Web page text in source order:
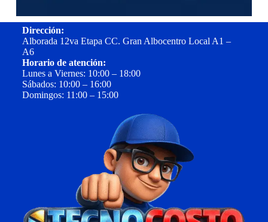
Dirección:
Alborada 12va Etapa CC. Gran Albocentro Local A1 –
A6
Horario de atención:
Lunes a Viernes: 10:00 – 18:00
Sábados: 10:00 – 16:00
Domingos: 11:00 – 15:00